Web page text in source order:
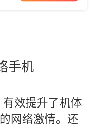
手机
效提升了机体
网络激情。还